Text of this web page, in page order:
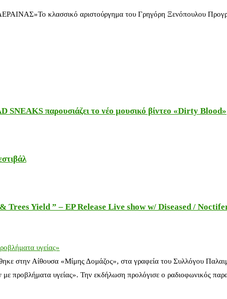
κλασσικό αριστούργημα του Γρηγόρη Ξενόπουλου
παρουσιάζει το νέο μουσικό βίντεο «Dirty Blood»
Trees Yield ” – EP Release Live show w/ Diseased /
υγείας»
στην Αίθουσα «Μίμης Δομάζος», στα γραφεία του Συλλόγου
προβλήματα υγείας». Την εκδήλωση προλόγισε ο ραδιοφωνικός